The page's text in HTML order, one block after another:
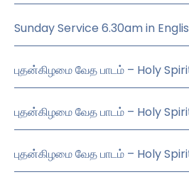
Sunday Service 6.30am in
புதன்கிழமை வேத பாடம் – Holy
புதன்கிழமை வேத பாடம் – Holy
புதன்கிழமை வேத பாடம் – Holy